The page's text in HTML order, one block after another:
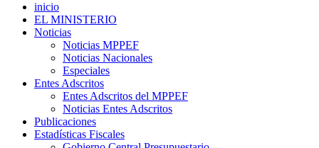
inicio
EL MINISTERIO
Noticias
Noticias MPPEF
Noticias Nacionales
Especiales
Entes Adscritos
Entes Adscritos del MPPEF
Noticias Entes Adscritos
Publicaciones
Estadísticas Fiscales